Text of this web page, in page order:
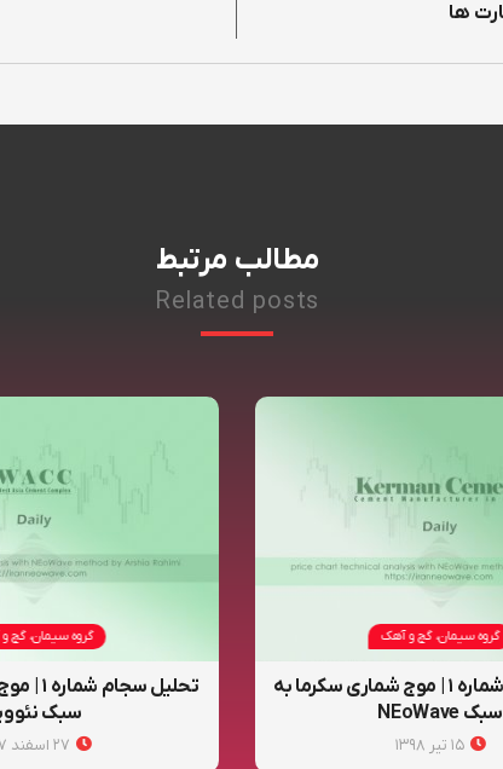
مطالب مرتبط
Related posts
گروه سیمان، گچ و آهک
تحلیل سکرما شماره ۱ | موج شماری سکرما به
سبک NEoWave
۱۵ تیر ۱۳۹۸
گروه سیمان، گچ
تحلیل
سبک